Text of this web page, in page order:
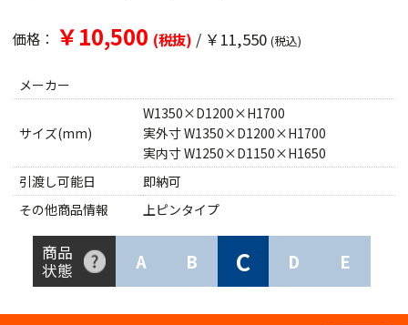
価格： ￥10,500 (税抜) / ￥11,550 (税込)
メーカー
サイズ(mm)
W1350×D1200×H1700
実外寸 W1350×D1200×H1700
実内寸 W1250×D1150×H1650
引渡し可能日
即納可
その他商品情報
上ピンタイプ
商品
状態
A B C D E